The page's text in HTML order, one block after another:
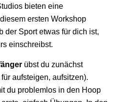
bieten eine
ersten Workshop
der Sport etwas für dich ist,
einschreibst.
übst du zunächst
aufsteigen, aufsitzen).
du problemlos in den Hoop